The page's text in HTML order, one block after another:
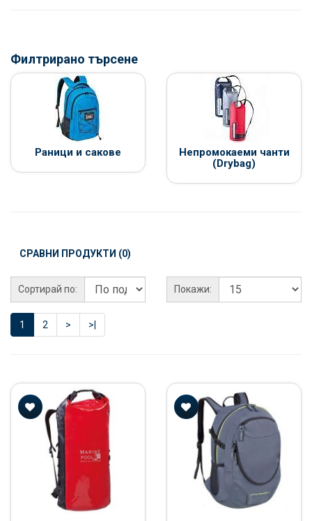
Филтрирано търсене
Раници и сакове
Непромокаеми чанти
(Drybag)
СРАВНИ ПРОДУКТИ (0)
Сортирай по: Покажи:
1 2 > >|